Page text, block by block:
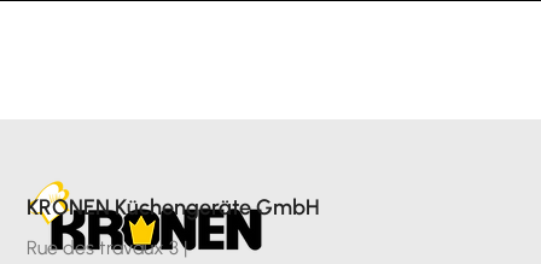
KRONEN Küchengeräte GmbH
Rue des travaux 3 |